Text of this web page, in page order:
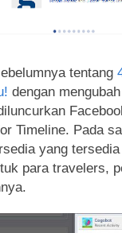
tentang
dengan
Timeline. Pada
yang
para travelers,